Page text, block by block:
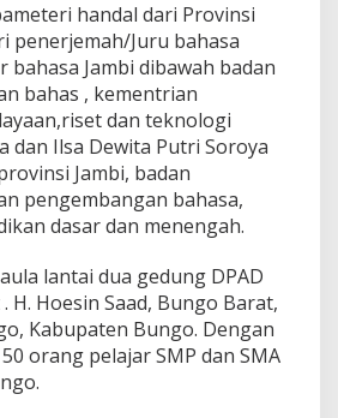
handal dari Provinsi
penerjemah/Juru bahasa
Jambi dibawah badan
bahas , kementrian
dan teknologi
dan Ilsa Dewita Putri Soroya
Jambi, badan
pengembangan bahasa,
dasar dan menengah.
lantai dua gedung DPAD
H. Hoesin Saad, Bungo Barat,
Kabupaten Bungo. Dengan
orang pelajar SMP dan SMA